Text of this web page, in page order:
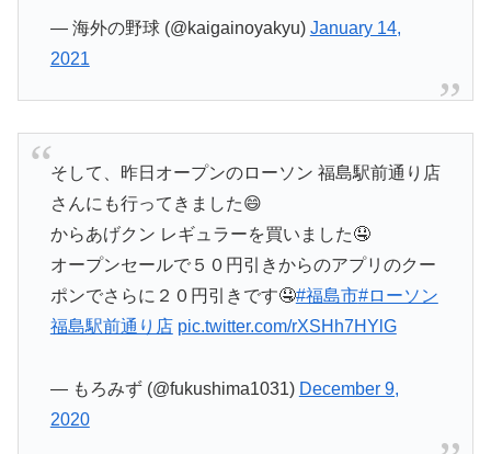
— 海外の野球 (@kaigainoyakyu) January 14,
2021
そして、昨日オープンのローソン 福島駅前通り店
さんにも行ってきました😄
からあげクン レギュラーを買いました🤤
オープンセールで５０円引きからのアプリのクー
ポンでさらに２０円引きです🤤#福島市#ローソン
福島駅前通り店 pic.twitter.com/rXSHh7HYlG
— もろみず (@fukushima1031) December 9,
2020